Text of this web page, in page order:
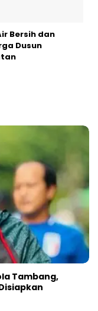
Bersih dan
Dusun
Tambang,